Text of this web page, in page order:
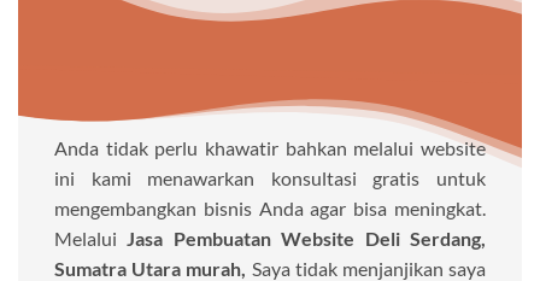
Anda tidak perlu khawatir bahkan melalui website
ini kami menawarkan konsultasi gratis untuk
mengembangkan bisnis Anda agar bisa meningkat.
Melalui
Jasa Pembuatan Website Deli Serdang,
Sumatra Utara murah, Saya tidak menjanjikan saya